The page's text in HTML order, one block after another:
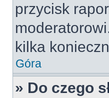
przycisk
kilka
Góra
» Do czego